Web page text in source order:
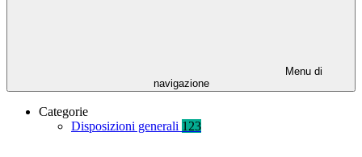
Menu di
navigazione
Categorie
Disposizioni generali 123